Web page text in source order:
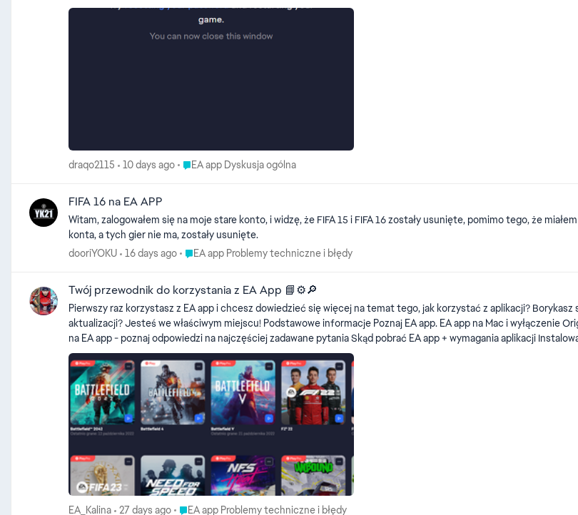
połączone obecnie z tym kontem EPIC GAMES, bo nie jestem w stanie sprawdzić hasła EMAIL, które jest przypisane do tego danego konta
draqo2115 10 days ago Place EA app Dyskusja ogólna
EA app Dyskusja ogólna
FIFA 16 na EA APP
Witam, zalogowałem się na moje stare konto, i widzę, że FIFA 15 i FIFA 16 zostały usunięte, pomimo tego, że
konta, a tych gier nie ma, zostały usunięte.
dooriYOKU 16 days ago Place EA app Problemy techniczne i błędy
EA app Problemy techniczne i błędy
Twój przewodnik do korzystania z EA App 📘⚙️🔎
Pierwszy raz korzystasz z EA app i chcesz dowiedzieć się więcej na temat tego, jak korzystać z aplikacji?
aktualizacji? Jesteś we właściwym miejscu! Podstawowe informacje Poznaj EA app. EA app na Mac i wyłączenie Origin - poznaj odpowiedzi na najczęściej zadawane pytania Przenosisz się z Origin
na EA app - poznaj odpowiedzi na najczęściej zadawane pytania Skąd pobrać EA app + wymagania aplikacji Instalowanie i aktualizowanie EA app. Zmień ustawienia językowe EA app Jak pobrać gry
w EA app Problem z konkretną grą? Użyj funkcji NAPRAW Jeśli nie widzisz gry na swoim koncie? Gra została usunięta z Twojej biblioteki - informacja Jak zmienić język aplikacji/gry w EA app?
Problem z kodem lub aktywacją gry na EA app? Czyszczenie pamięci podręcznej EA app Generowanie zgłoszenia błędu w EA app Jak wstępnie pobrać grę w EA app? Graj w gry Ubisoft dzięki
platformie EA app Gdzie można kupić gry EA w formie cyfrowej i wirtualną walutę Inne: Jak założyć konto EA Jak zgłosić strony internetowe za oszustwo lub hakowanie? Jak skontaktować się z
doradcą EA Promocje EA app - czyli jakie oferty czekają na Was. Przewodnik dotyczący zasad bezpieczeństwa w sieci - level NOWICJUSZ Jak zgłosić błędy w tłumaczeniu? Jak Zarządzać
Powiązaniami z Kontem EA Jak korzystać z zawartości EA zgodnie z zasadami własności intelektualnej EA? Cross-play i cross-progression w grach EA Kroki techniczne Jak sprawdzić czy mój
komputer PC spełnia wymagania? Jak i dlaczego utworzyć NOWE konto administratora Windows? Jak sprawdzić błąd gry w Podglądzie zdarzeń (Windows) Jak sprawdzić użycie zasobów (CPU,
internetowego. Dodawanie wyjątków i aktualizacja programów antywirusowych. Jak wygenerować raport DxDiag Jak uruchomić grę jako administrator, która zainstalowana jest poprzez Steam?
Komunikat "zbyt dużo komputerów w ostatnim czasie uzyskało dostęp do gry" Konto EA Jak założyć konto EA - jak skonfigurować nowe konto EA i rozpocząć grę Jak zaktualizować ustawienia
prywatności EA i preferencje e-mail? - czyli zarządzaj swoimi ustawieniami prywatności i kontroluj informacje widoczne dla innych na
dwuskładnikowe na koncie EA i gdzie znaleźć kody zapasowe i co zrobić jeśli kody nie przychodzą na Twój e-mail. Nie mogę się zalogować na swoje konto EA Jak sprawdzić, czy logujesz się na
EA_Kalina 27 days ago Place EA app Problemy techniczne i błędy
EA app Problemy techniczne i błędy